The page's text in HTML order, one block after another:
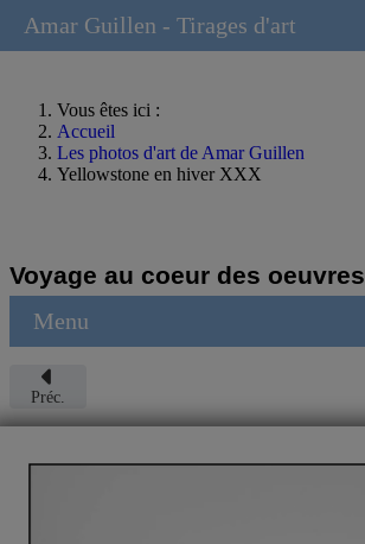
Vous êtes ici :
Accueil
Les photos d'art de Amar Guillen
Yellowstone en hiver XXX
Voyage au coeur des oeuvres
Menu
Préc.
Amar Guillen - Tirages d'art